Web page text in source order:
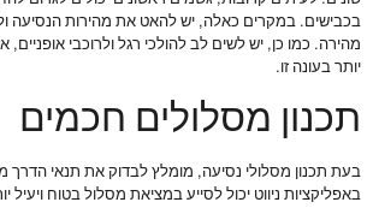
בכבישים. במקרים כאלה, יש להאט את מהירות הנסיעה
מהירה. כמו כן, יש לשים לב להולכי רגל ולרוכבי אופניים,
יותר בעונה זו.
תכנון מסלולים חכמים
בעת תכנון מסלולי נסיעה, מומלץ לבדוק את תנאי הדרך
באפליקציות ניווט יכול לסייע במציאת מסלול בטוח ויעיל